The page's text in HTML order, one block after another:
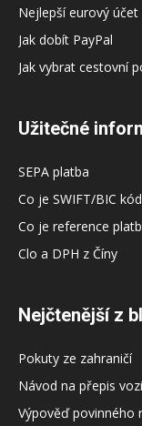
Nejlepší eurový účet
Jak dobít PayPal
Jak vybrat cestovní
Užitečné
SEPA platba
Co je SWIFT/BIC kód
Co je reference
Clo a DPH z Číny
Nejčtenější z
Pokuty ze zahraničí
Návod na přepis
Výpověď povinného